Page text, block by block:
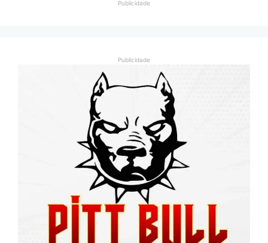
Publicidade
Publicidade